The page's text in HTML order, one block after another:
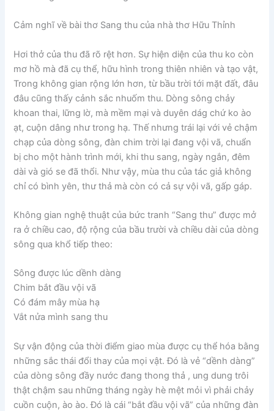
Cảm nghĩ về bài thơ Sang thu của nhà thơ Hữu Thỉnh
Hơi thở của thu đã rõ rệt hơn. Sự hiện diện của thu ko còn
mơ hồ mà đã cụ thể, hữu hình trong thiên nhiên và tạo vật,
Trong không gian rộng lớn hơn, từ bầu trời tới mặt đất, đâu
đâu cũng thấy cảnh sắc nhuốm thu. Dòng sông chảy
khoan thai, lững lờ, mà mềm mại và duyên dág chứ ko ào
ạt, cuộn dâng như trong hạ. Thế nhưng trái lại với vẻ chậm
chạp của dòng sông, đàn chim trời lại đang vội vã, chuẩn
bị cho một hành trình mới, khi thu sang, ngày ngắn, đêm
dài và gió se đã thổi. Như vậy, mùa thu của tác giả không
chỉ có bình yên, thư thả mà còn có cả sự vội vã, gấp gáp.
Không gian nghệ thuật của bức tranh “Sang thu” được mở
ra ở chiều cao, độ rộng của bầu trười và chiều dài của dòng
sông qua khổ tiếp theo:
Sông được lúc dềnh dàng
Chim bắt đầu vội vã
Có đám mây mùa hạ
Vắt nửa mình sang thu
Sự vận động của thời điểm giao mùa được cụ thể hóa bằng
những sắc thái đổi thay của mọi vật. Đó là vẻ “dềnh dàng”
của dòng sông đầy nước đang thong thả , ung dung trôi
thật chậm sau những tháng ngày hè mệt mỏi vì phải chảy
cuồn cuộn, ào ào. Đó là cái “bắt đầu vội vã” của những đàn